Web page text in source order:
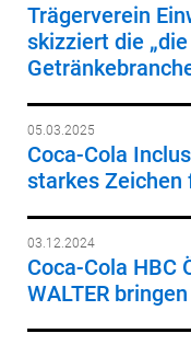
Trägerverein
skizziert die
05.03.2025
Coca-Cola
starkes Zeichen
03.12.2024
Coca-Cola HBC
WALTER